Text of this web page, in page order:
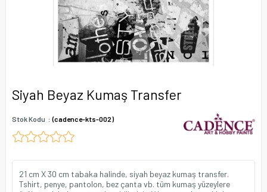
Siyah Beyaz Kumaş Transfer
Stok Kodu (cadence-kts-002)
21 cm X 30 cm tabaka halinde, siyah beyaz kumaş transfer.
Tshirt, penye, pantolon, bez çanta vb. tüm kumaş yüzeylere